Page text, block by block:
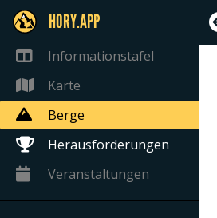
HORY.APP
Informationstafel
Karte
Berge
Herausforderungen
Veranstaltungen